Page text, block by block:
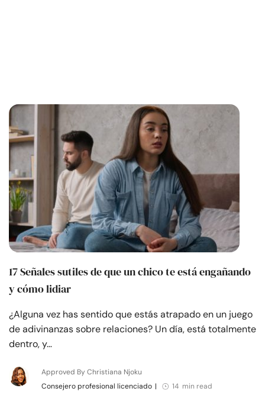
17 Señales sutiles de que un chico te está engañando
y cómo lidiar
¿Alguna vez has sentido que estás atrapado en un juego
de adivinanzas sobre relaciones? Un día, está totalmente
dentro, y…
Approved By Christiana Njoku
Consejero profesional licenciado | 14 min read